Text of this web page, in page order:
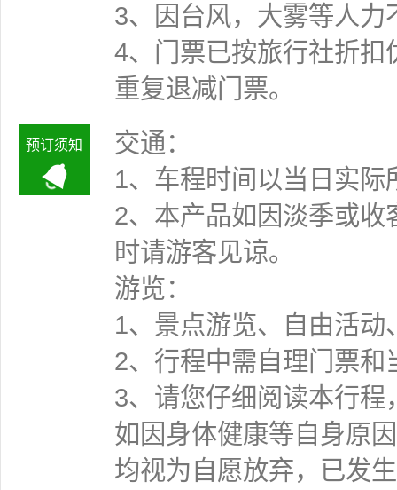
3、因台风，大雾等人
4、门票已按旅行社折
重复退减门票。
预订须知
交通：
1、车程时间以当日实际
2、本产品如因淡季或
时请游客见谅。
游览：
1、景点游览、自由活
2、行程中需自理门票
3、请您仔细阅读本行
如因身体健康等自身原
均视为自愿放弃，已发